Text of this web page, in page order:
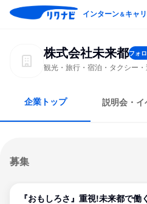
インターン＆キャ
株式会社未来都フォ
観光・旅行・宿泊・タクシー
企業トップ 説明会・イ
募集
『おもしろさ』重視!未来都で働く